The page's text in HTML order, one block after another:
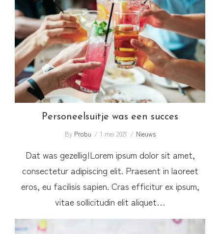
Personeelsuitje was een succes
Personeelsuitje was een succes
By Probu 1 mei 2021 Nieuws
Dat was gezellig!Lorem ipsum dolor sit amet,
consectetur adipiscing elit. Praesent in laoreet
eros, eu facilisis sapien. Cras efficitur ex ipsum,
vitae sollicitudin elit aliquet…